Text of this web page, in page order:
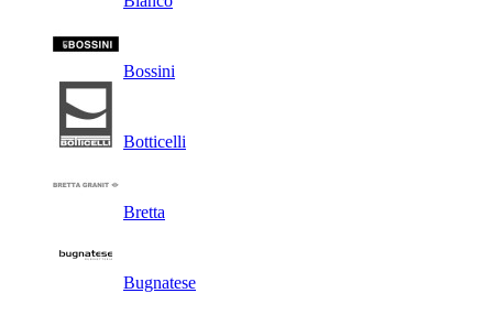
Bossini
Botticelli
Bretta
Bugnatese